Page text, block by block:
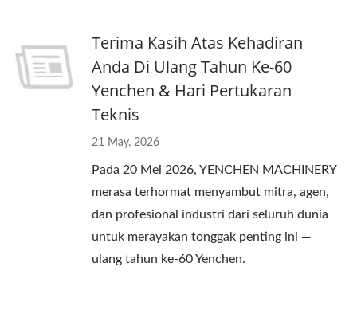
Terima Kasih Atas Kehadiran
Anda Di Ulang Tahun Ke-60
Yenchen & Hari Pertukaran
Teknis
21 May, 2026
Pada 20 Mei 2026, YENCHEN MACHINERY
merasa terhormat menyambut mitra, agen,
dan profesional industri dari seluruh dunia
untuk merayakan tonggak penting ini —
ulang tahun ke-60 Yenchen.